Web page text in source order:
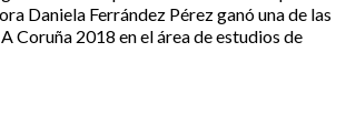
Daniela Ferrández Pérez ganó una de las
Coruña 2018 en el área de estudios de